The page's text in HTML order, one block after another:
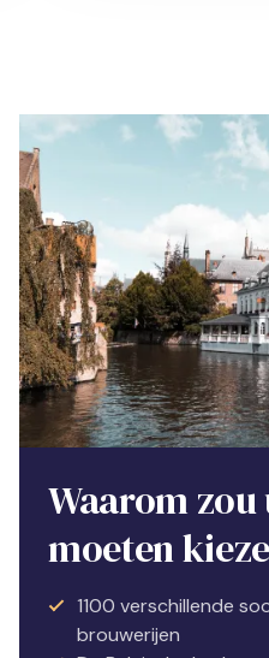
Waarom
moeten
1100 verschillende
brouwerijen